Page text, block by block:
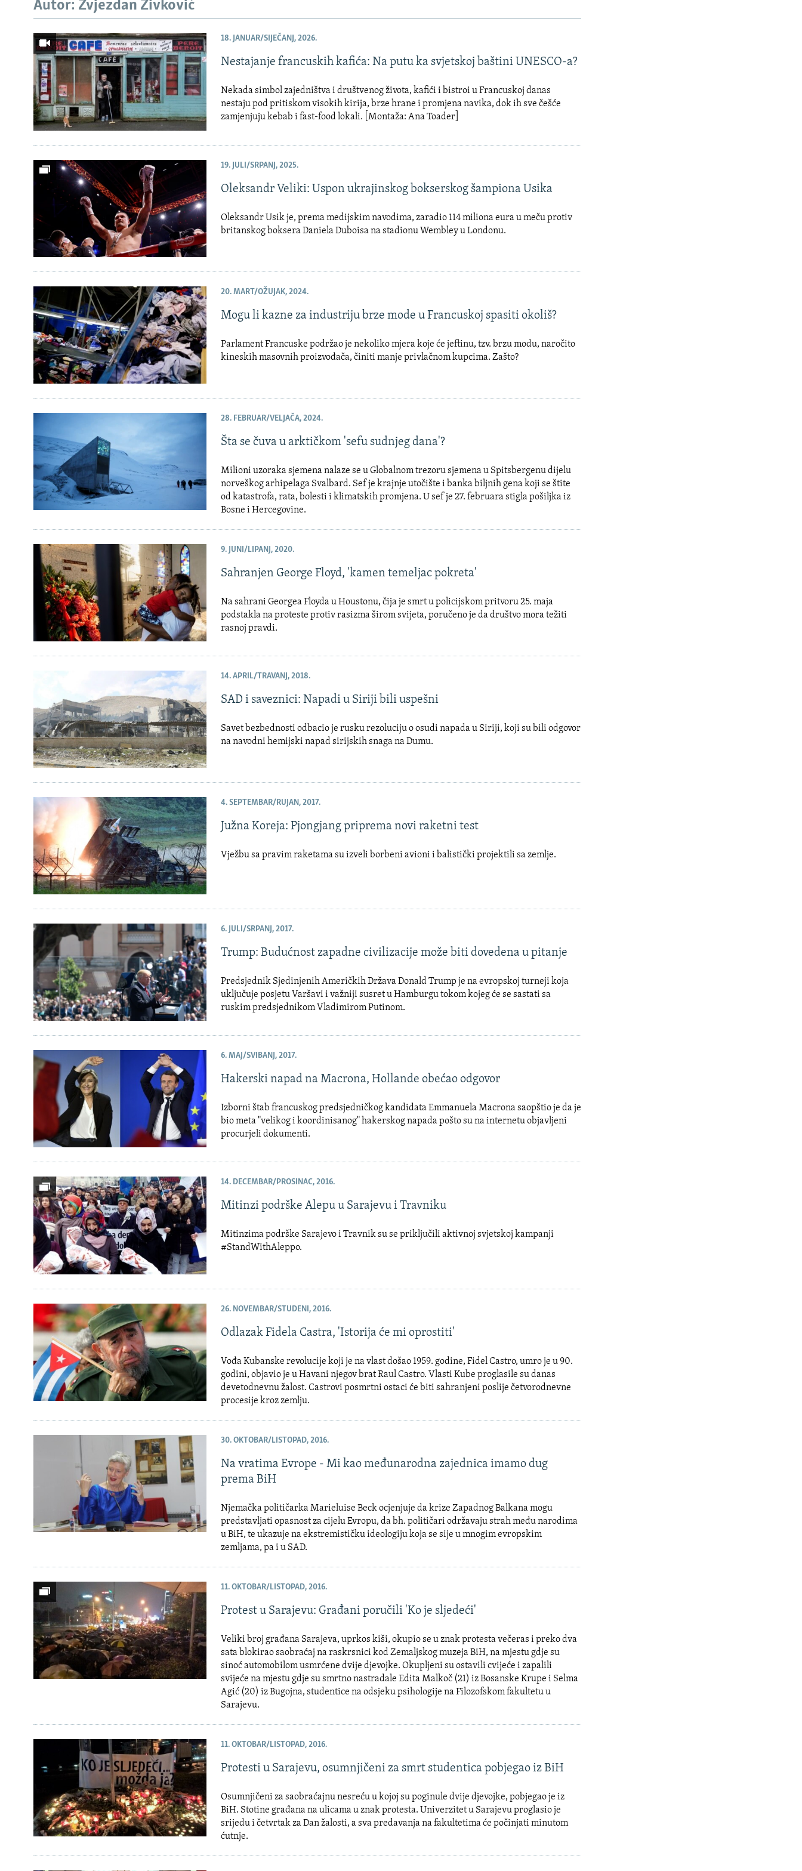
SPECIJALI RSE
VIŠE OD NASLOVA
GENOCID U SREBRENICI
POPLAVE I KLIZIŠTA U BIH 2024.
TV LIBERTY
MOJA EVROPA
TRI DECENIJE OD RATA U BIH
SVE KARTE DEJTONA
NASTANAK I RASPAD JUGOSLAVIJE
Autor: Zvjezdan Živković
18. JANUAR/SIJEČANJ, 2026.
Nestajanje francuskih kafića: Na putu ka svjetskoj baštini UNESCO-a?
Nekada simbol zajedništva i društvenog života, kafići i bistroi u Francuskoj danas
nestaju pod pritiskom visokih kirija, brze hrane i promjena navika, dok ih sve češće
zamjenjuju kebab i fast-food lokali. [Montaža: Ana Toader]
19. JULI/SRPANJ, 2025.
Oleksandr Veliki: Uspon ukrajinskog bokserskog šampiona Usika
Oleksandr Usik je, prema medijskim navodima, zaradio 114 miliona eura u meču protiv
britanskog boksera Daniela Duboisa na stadionu Wembley u Londonu.
20. MART/OŽUJAK, 2024.
Mogu li kazne za industriju brze mode u Francuskoj spasiti okoliš?
Parlament Francuske podržao je nekoliko mjera koje će jeftinu, tzv. brzu modu, naročito
kineskih masovnih proizvođača, činiti manje privlačnom kupcima. Zašto?
28. FEBRUAR/VELJAČA, 2024.
Šta se čuva u arktičkom 'sefu sudnjeg dana'?
Milioni uzoraka sjemena nalaze se u Globalnom trezoru sjemena u Spitsbergenu dijelu
norveškog arhipelaga Svalbard. Sef je krajnje utočište i banka biljnih gena koji se štite
od katastrofa, rata, bolesti i klimatskih promjena. U sef je 27. februara stigla pošiljka iz
Bosne i Hercegovine.
9. JUNI/LIPANJ, 2020.
Sahranjen George Floyd, 'kamen temeljac pokreta'
Na sahrani Georgea Floyda u Houstonu, čija je smrt u policijskom pritvoru 25. maja
podstakla na proteste protiv rasizma širom svijeta, poručeno je da društvo mora težiti
rasnoj pravdi.
14. APRIL/TRAVANJ, 2018.
SAD i saveznici: Napadi u Siriji bili uspešni
Savet bezbednosti odbacio je rusku rezoluciju o osudi napada u Siriji, koji su bili odgovor
na navodni hemijski napad sirijskih snaga na Dumu.
4. SEPTEMBAR/RUJAN, 2017.
Južna Koreja: Pjongjang priprema novi raketni test
Vježbu sa pravim raketama su izveli borbeni avioni i balistički projektili sa zemlje.
6. JULI/SRPANJ, 2017.
Trump: Budućnost zapadne civilizacije može biti dovedena u pitanje
Predsjednik Sjedinjenih Američkih Država Donald Trump je na evropskoj turneji koja
uključuje posjetu Varšavi i važniji susret u Hamburgu tokom kojeg će se sastati sa
ruskim predsjednikom Vladimirom Putinom.
6. MAJ/SVIBANJ, 2017.
Hakerski napad na Macrona, Hollande obećao odgovor
Izborni štab francuskog predsjedničkog kandidata Emmanuela Macrona saopštio je da je
bio meta "velikog i koordinisanog" hakerskog napada pošto su na internetu objavljeni
procurjeli dokumenti.
14. DECEMBAR/PROSINAC, 2016.
Mitinzi podrške Alepu u Sarajevu i Travniku
Mitinzima podrške Sarajevo i Travnik su se priključili aktivnoj svjetskoj kampanji
#StandWithAleppo.
26. NOVEMBAR/STUDENI, 2016.
Odlazak Fidela Castra, 'Istorija će mi oprostiti'
Vođa Kubanske revolucije koji je na vlast došao 1959. godine, Fidel Castro, umro je u 90.
godini, objavio je u Havani njegov brat Raul Castro. Vlasti Kube proglasile su danas
devetodnevnu žalost. Castrovi posmrtni ostaci će biti sahranjeni poslije četvorodnevne
procesije kroz zemlju.
30. OKTOBAR/LISTOPAD, 2016.
Na vratima Evrope - Mi kao međunarodna zajednica imamo dug
prema BiH
Njemačka političarka Marieluise Beck ocjenjuje da krize Zapadnog Balkana mogu
predstavljati opasnost za cijelu Evropu, da bh. političari održavaju strah među narodima
u BiH, te ukazuje na ekstremističku ideologiju koja se sije u mnogim evropskim
zemljama, pa i u SAD.
11. OKTOBAR/LISTOPAD, 2016.
Protest u Sarajevu: Građani poručili 'Ko je sljedeći'
Veliki broj građana Sarajeva, uprkos kiši, okupio se u znak protesta večeras i preko dva
sata blokirao saobraćaj na raskrsnici kod Zemaljskog muzeja BiH, na mjestu gdje su
sinoć automobilom usmrćene dvije djevojke. Okupljeni su ostavili cvijeće i zapalili
svijeće na mjestu gdje su smrtno nastradale Edita Malkoč (21) iz Bosanske Krupe i Selma
Agić (20) iz Bugojna, studentice na odsjeku psihologije na Filozofskom fakultetu u
Sarajevu.
11. OKTOBAR/LISTOPAD, 2016.
Protesti u Sarajevu, osumnjičeni za smrt studentica pobjegao iz BiH
Osumnjičeni za saobraćajnu nesreću u kojoj su poginule dvije djevojke, pobjegao je iz
BiH. Stotine građana na ulicama u znak protesta. Univerzitet u Sarajevu proglasio je
srijedu i četvrtak za Dan žalosti, a sva predavanja na fakultetima će počinjati minutom
ćutnje.